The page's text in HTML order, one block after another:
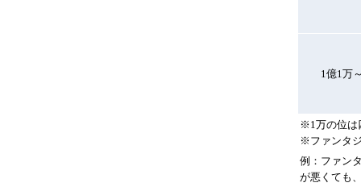
1億1万
※1万の位は
※ファンタ
例：ファン
が悪くても